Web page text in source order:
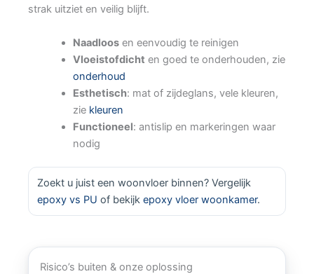
strak uitziet en veilig blijft.
Naadloosen eenvoudig te reinigen
Vloeistofdicht en goed te onderhouden, zie
onderhoud
Esthetisch: mat of zijdeglans, vele kleuren,
zie kleuren
Functioneel: antislip en markeringen waar
nodig
Zoekt u juist een woonvloer binnen? Vergelijk
epoxy vs PU of bekijk epoxy vloer woonkamer.
Risico’s buiten & onze oplossing